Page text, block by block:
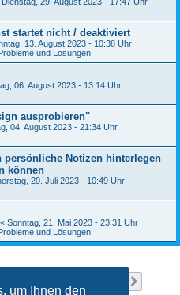
um Ihnen den
startet nicht / deaktiviert
13. August 2023 - 10:38 Uhr
und Lösungen
06. August 2023 - 13:14 Uhr
ausprobieren"
04. August 2023 - 21:34 Uhr
persönliche Notizen hinterlegen
können
20. Juli 2023 - 10:49 Uhr
« Sonntag, 21. Mai 2023 - 23:31 Uhr
und Lösungen